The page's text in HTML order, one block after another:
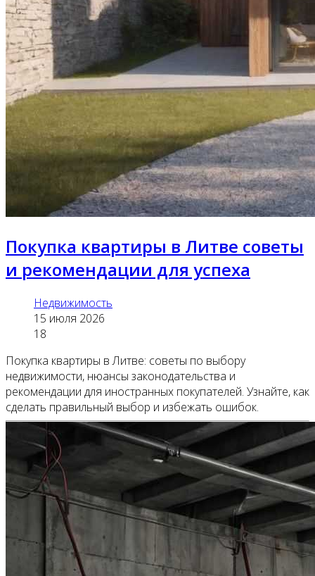
Покупка квартиры в Литве советы
и рекомендации для успеха
Недвижимость
15 июля 2026
18
Покупка квартиры в Литве: советы по выбору
недвижимости, нюансы законодательства и
рекомендации для иностранных покупателей. Узнайте, как
сделать правильный выбор и избежать ошибок.